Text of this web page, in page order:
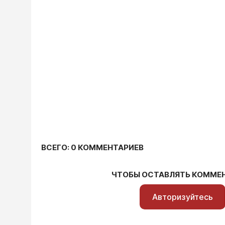
ВСЕГО: 0 КОММЕНТАРИЕВ
ЧТОБЫ ОСТАВЛЯТЬ
Авторизуйтесь